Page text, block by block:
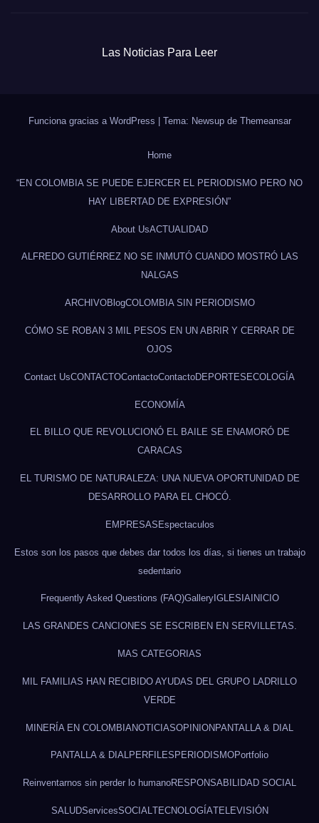
Las Noticias Para Leer
Funciona gracias a WordPress | Tema: Newsup de Themeansar
Home
“EN COLOMBIA SE PUEDE EJERCER EL PERIODISMO PERO NO
HAY LIBERTAD DE EXPRESIÓN”
About UsACTUALIDAD
ALFREDO GUTIÉRREZ NO SE INMUTÓ CUANDO MOSTRÓ LAS
NALGAS
ARCHIVOBlogCOLOMBIA SIN PERIODISMO
CÓMO SE ROBAN 3 MIL PESOS EN UN ABRIR Y CERRAR DE
OJOS
Contact UsCONTACTOContactoContactoDEPORTES ECOLOGÍA
ECONOMÍA
EL BILLO QUE REVOLUCIONÓ EL BAILE SE ENAMORÓ DE
CARACAS
EL TURISMO DE NATURALEZA: UNA NUEVA OPORTUNIDAD DE
DESARROLLO PARA EL CHOCÓ.
EMPRESAS Espectaculos
Estos son los pasos que debes dar todos los días, si tienes un trabajo
sedentario
Frequently Asked Questions (FAQ)GalleryIGLESIAINICIO
LAS GRANDES CANCIONES SE ESCRIBEN EN SERVILLETAS.
MAS CATEGORIAS
MIL FAMILIAS HAN RECIBIDO AYUDAS DEL GRUPO LADRILLO
VERDE
MINERÍA EN COLOMBIANOTICIASOPINIONPANTALLA & DIAL
PANTALLA & DIALPERFILES PERIODISMOPortfolio
Reinventarnos sin perder lo humanoRESPONSABILIDAD SOCIAL
SALUDServicesSOCIAL TECNOLOGÍATELEVISIÓN